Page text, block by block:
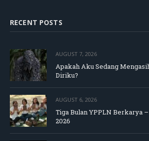
RECENT POSTS
AUGUST 7, 2026
Apakah Aku Sedang
Diriku?
AUGUST 6, 2026
Tiga Bulan YPPLN Berkarya
2026